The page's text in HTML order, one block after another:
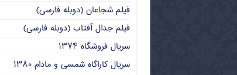
فیلم شجاعان (دوبله فارسی)
فیلم جدال آفتاب (دوبله فارسی)
سریال فروشگاه ۱۳۷۴
سریال کاراگاه شمسی و مادام ۱۳۸۰